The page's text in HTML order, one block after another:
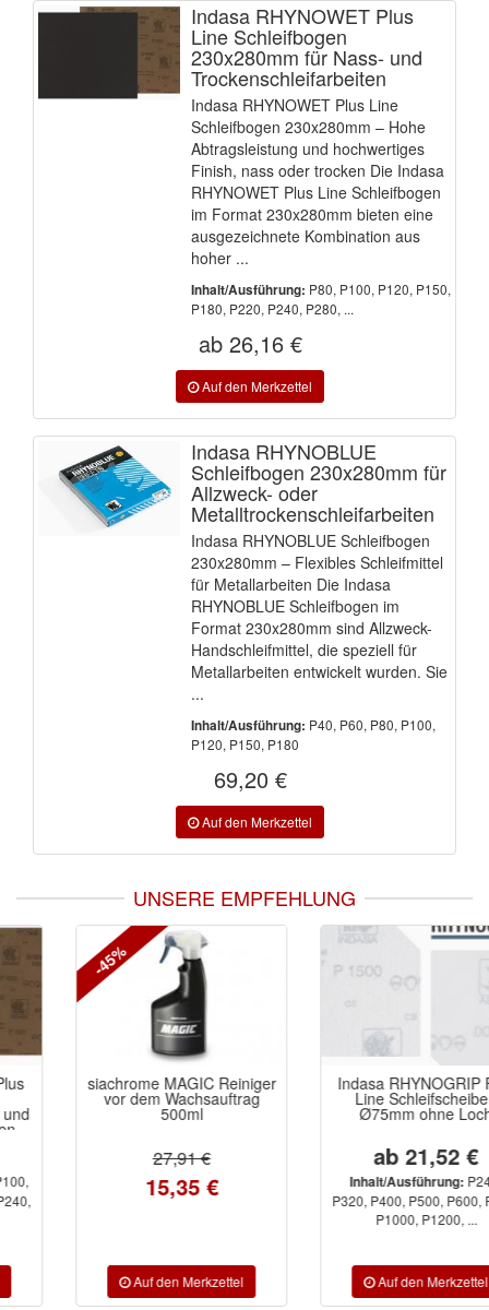
Indasa RHYNOWET Plus
Line Schleifbogen
230x280mm für Nass- und
Trockenschleifarbeiten
Indasa RHYNOWET Plus Line
Schleifbogen 230x280mm – Hohe
Abtragsleistung und hochwertiges
Finish, nass oder trocken Die Indasa
RHYNOWET Plus Line Schleifbogen
im Format 230x280mm bieten eine
ausgezeichnete Kombination aus
hoher ...
Inhalt/Ausführung: P80, P100, P120, P150,
P180, P220, P240, P280, ...
ab 26,16 €
Indasa RHYNOBLUE
Schleifbogen 230x280mm für
Allzweck- oder
Metalltrockenschleifarbeiten
Indasa RHYNOBLUE Schleifbogen
230x280mm – Flexibles Schleifmittel
für Metallarbeiten Die Indasa
RHYNOBLUE Schleifbogen im
Format 230x280mm sind Allzweck-
Handschleifmittel, die speziell für
Metallarbeiten entwickelt wurden. Sie
...
Inhalt/Ausführung: P40, P60, P80, P100,
P120, P150, P180
69,20 €
UNSERE EMPFEHLUNG
siachrome MAGIC Reiniger
vor dem Wachsauftrag
15,35 €
-45%
Indasa RHYNOGRIP Film
Line Schleifscheiben
Ø75mm ohne Loch
ab 21,52 €
Inhalt/Ausführung:P240,
P320, P400, P500, P600, P800,
P1000, P1200, ...